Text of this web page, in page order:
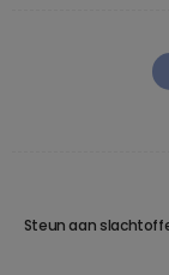
Steun aan